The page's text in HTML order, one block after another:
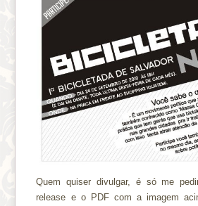
Quem quiser divulgar, é só me
release e o PDF com a imagem